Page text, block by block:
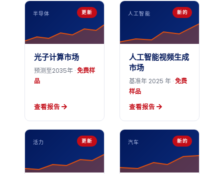
半导体 更新
光子计算市场
预测至2035年 ·免费样
品
查看报告
人工智能 新的
人工智能视频生成
市场
基准年 2025 年 ·免费
样品
查看报告
活力 更新 汽车 新的